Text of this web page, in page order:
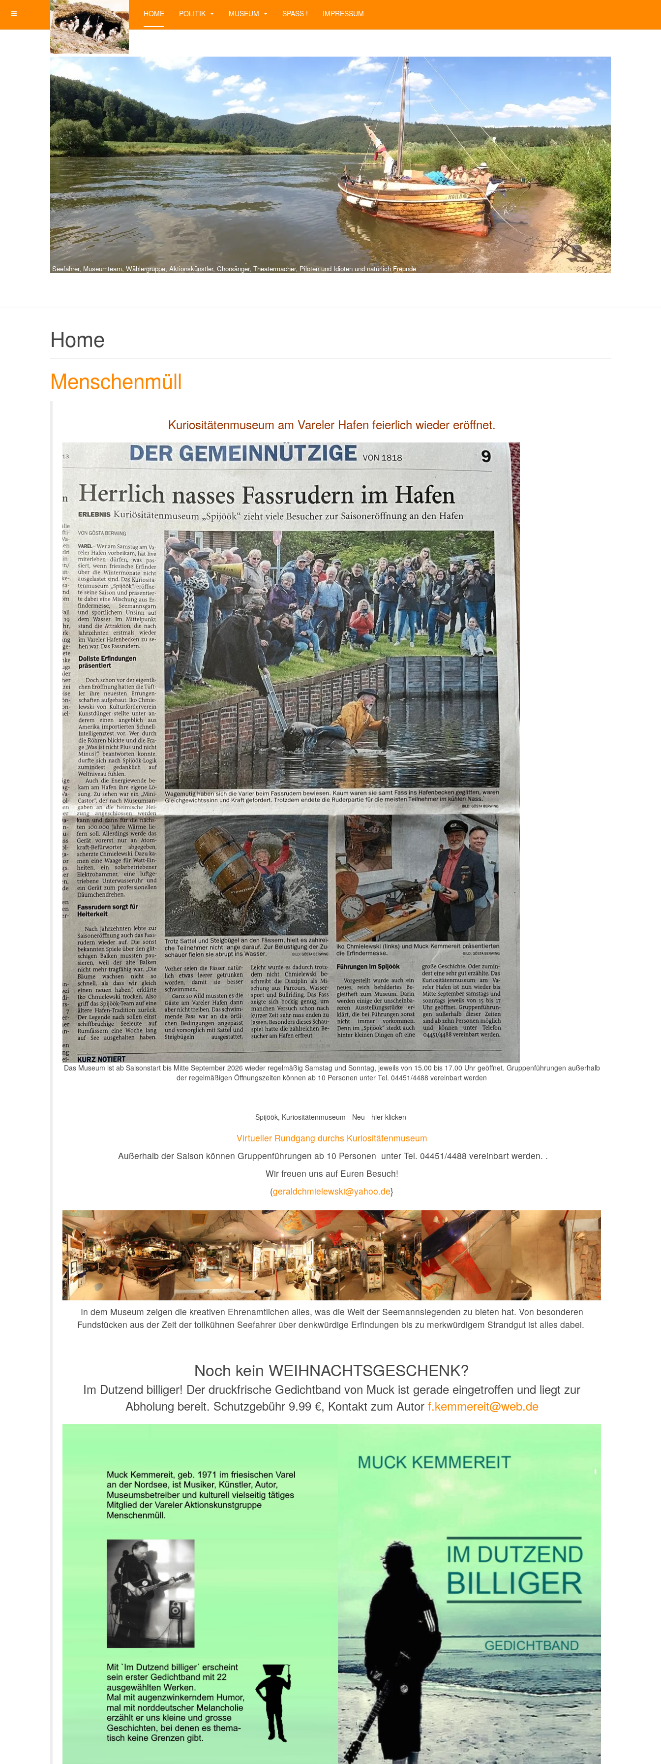
HOME POLITIK MUSEUM SPASS ! IMPRESSUM
Seefahrer, Museumteam, Wählergruppe, Aktionskünstler, Chorsänger, Theatermacher, Piloten und Idioten und natürlich Freunde
Home
Menschenmüll
Kuriositätenmuseum am Vareler Hafen feierlich wieder eröffnet.
Das Museum ist ab Saisonstart bis Mitte September 2026 wieder regelmäßig Samstag und Sonntag, jeweils von 15.00 bis 17.00 Uhrgeöffnet. Gruppenführungen außerhalb
der regelmäßigen Öffnungszeiten können ab 10 Personen unter Tel. 04451/4488 vereinbart werden
Spijöök, Kuriositätenmuseum - Neu - hier klicken
Virtueller Rundgang durchs Kuriositätenmuseum
Außerhalb der Saison können Gruppenführungen ab 10 Personen unter Tel. 04451/4488 vereinbart werden. .
Wir freuen uns auf Euren Besuch!
(geraldchmielewski@yahoo.de}
In dem Museum zeigen die kreativen Ehrenamtlichen alles, was die Welt der Seemannslegenden zu bieten hat. Von besonderen
Fundstücken aus der Zeit der tollkühnen Seefahrer über denkwürdige Erfindungen bis zu merkwürdigem Strandgut ist alles dabei.
Noch kein WEIHNACHTSGESCHENK?
Im Dutzend billiger! Der druckfrische Gedichtband von Muck ist gerade eingetroffen und liegt zur
Abholung bereit. Schutzgebühr 9.99 €, Kontakt zum Autor f.kemmereit@web.de